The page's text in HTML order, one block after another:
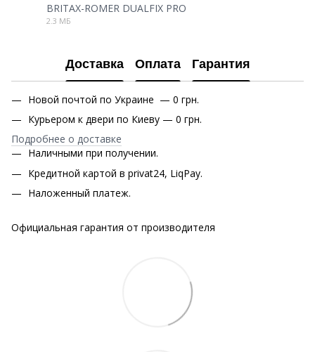
BRITAX-ROMER DUALFIX PRO
2.3 МБ
Доставка Оплата Гарантия
Новой почтой по Украине — 0 грн.
Курьером к двери по Киеву — 0 грн.
Подробнее о доставке
Наличными при получении.
Кредитной картой в privat24, LiqPay.
Наложенный платеж.
Официальная гарантия от производителя